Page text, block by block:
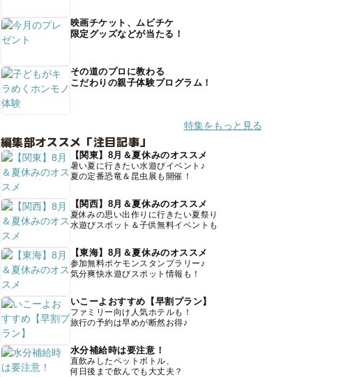
映画チケット、ムビチケ
限定グッズなどが当たる！
その道のプロに教わる
こだわりの親子体験プログラム！
特集をもっと見る
編集部オススメ「注目記事」
【関東】8月＆夏休みのオススメ
暑い夏に行きたい水遊びイベント♪
夏の定番恐竜＆昆虫展も開催！
【関西】8月＆夏休みのオススメ
夏休みの思い出作りに行きたい夏祭り
水遊びスポット＆子供無料イベントも
【東海】8月＆夏休みのオススメ
参加無料ポケモンスタンプラリー♪
気分爽快水遊びスポット情報も！
いこーよおすすめ【早割プラン】
ファミリー向け人気ホテルも！
旅行の予約は早めが断然お得♪
水分補給時は要注意！
直飲みしたペットボトル、
何日後まで飲んでも大丈夫？